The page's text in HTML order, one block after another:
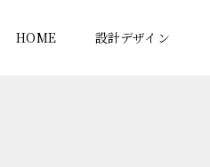
HOME 設計デザイン